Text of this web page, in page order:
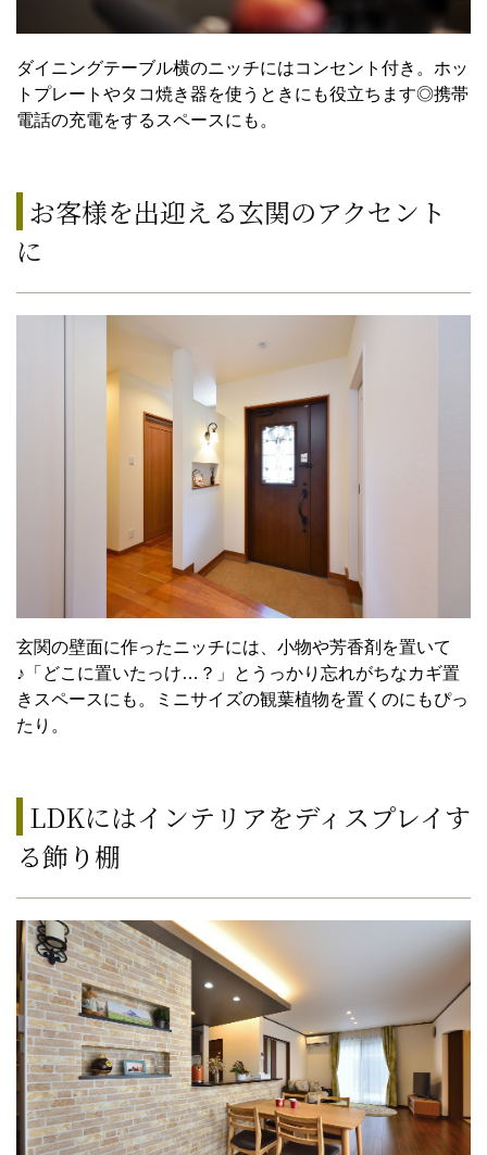
ダイニングテーブル横のニッチにはコンセント付き。ホッ
トプレートやタコ焼き器を使うときにも役立ちます◎携帯
電話の充電をするスペースにも。
お客様を出迎える玄関のアクセント
に
玄関の壁面に作ったニッチには、小物や芳香剤を置いて
♪「どこに置いたっけ…？」とうっかり忘れがちなカギ置
きスペースにも。ミニサイズの観葉植物を置くのにもぴっ
たり。
LDKにはインテリアをディスプレイす
る飾り棚